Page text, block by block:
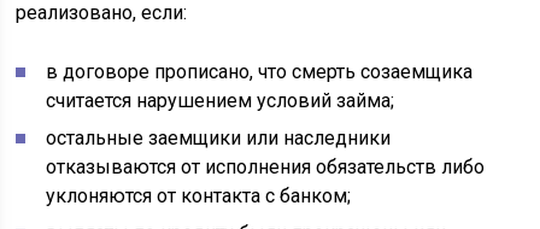
реализовано, если:
в договоре прописано, что смерть созаемщика
считается нарушением условий займа;
остальные заемщики или наследники
отказываются от исполнения обязательств либо
уклоняются от контакта с банком;